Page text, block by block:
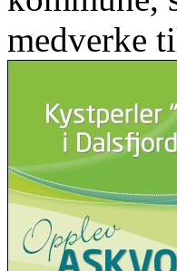
medverke